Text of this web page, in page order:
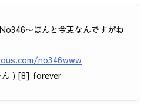
〜ほんと今更なんですがね
no346www
ん ) [8] forever